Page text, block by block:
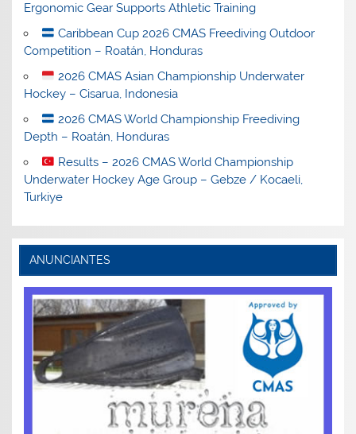
Ergonomic Gear Supports Athletic Training
Caribbean Cup 2026 CMAS Freediving Outdoor
Competition – Roatán, Honduras
2026 CMAS Asian Championship Underwater
Hockey – Cisarua, Indonesia
2026 CMAS World Championship Freediving
Depth – Roatán, Honduras
Results – 2026 CMAS World Championship
Underwater Hockey Age Group – Gebze / Kocaeli,
Turkiye
ANUNCIANTES